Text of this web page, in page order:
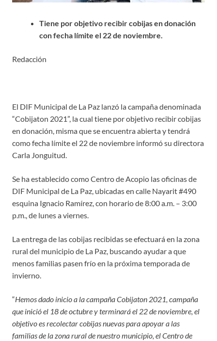
Tiene por objetivo recibir cobijas en donación
con fecha límite el 22 de noviembre.
Redacción
El DIF Municipal de La Paz lanzó la campaña denominada
“Cobijaton 2021”, la cual tiene por objetivo recibir cobijas
en donación, misma que se encuentra abierta y tendrá
como fecha límite el 22 de noviembre informó su directora
Carla Jonguitud.
Se ha establecido como Centro de Acopio las oficinas de
DIF Municipal de La Paz, ubicadas en calle Nayarit #490
esquina Ignacio Ramírez, con horario de 8:00 a.m. – 3:00
p.m., de lunes a viernes.
La entrega de las cobijas recibidas se efectuará en la zona
rural del municipio de La Paz, buscando ayudar a que
menos familias pasen frío en la próxima temporada de
invierno.
“Hemos dado inicio a la campaña Cobijaton 2021, campaña
que inició el 18 de octubre y terminará el 22 de noviembre, el
objetivo es recolectar cobijas nuevas para apoyar a las
familias de la zona rural de nuestro municipio, el Centro de